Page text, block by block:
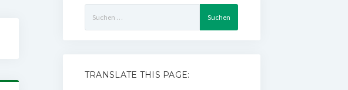
nach:
TRANSLATE THIS PAGE: